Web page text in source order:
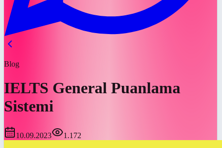
Blog
IELTS General Puanlama
Sistemi
10.09.2023 1.172